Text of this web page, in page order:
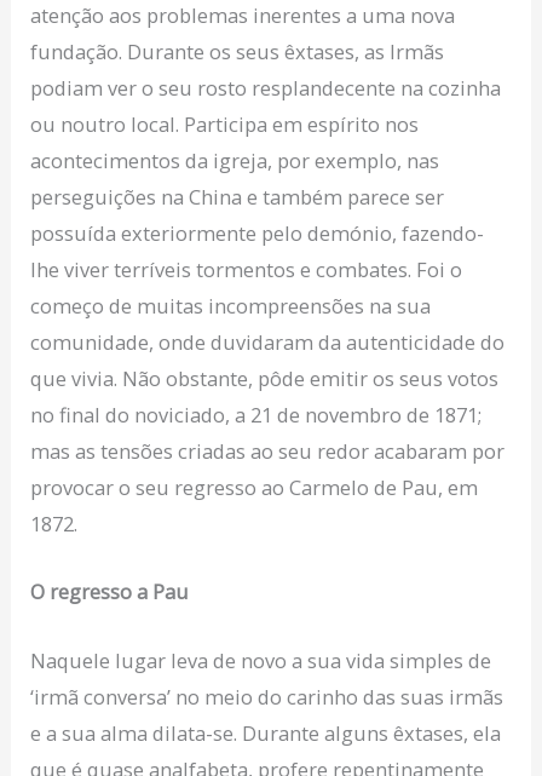
atenção aos problemas inerentes a uma nova
fundação. Durante os seus êxtases, as Irmãs
podiam ver o seu rosto resplandecente na cozinha
ou noutro local. Participa em espírito nos
acontecimentos da igreja, por exemplo, nas
perseguições na China e também parece ser
possuída exteriormente pelo demónio, fazendo-
lhe viver terríveis tormentos e combates. Foi o
começo de muitas incompreensões na sua
comunidade, onde duvidaram da autenticidade do
que vivia. Não obstante, pôde emitir os seus votos
no final do noviciado, a 21 de novembro de 1871;
mas as tensões criadas ao seu redor acabaram por
provocar o seu regresso ao Carmelo de Pau, em
1872.
O regresso a Pau
Naquele lugar leva de novo a sua vida simples de
‘irmã conversa’ no meio do carinho das suas irmãs
e a sua alma dilata-se. Durante alguns êxtases, ela
que é quase analfabeta, profere repentinamente